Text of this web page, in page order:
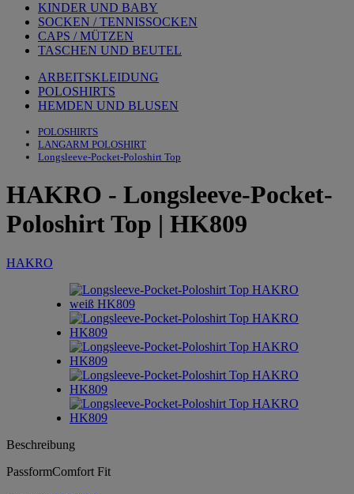
KINDER UND BABY
SOCKEN / TENNISSOCKEN
CAPS / MÜTZEN
TASCHEN UND BEUTEL
ARBEITSKLEIDUNG
POLOSHIRTS
HEMDEN UND BLUSEN
POLOSHIRTS
LANGARM POLOSHIRT
Longsleeve-Pocket-Poloshirt Top
HAKRO - Longsleeve-Pocket-
Poloshirt Top | HK809
HAKRO
Beschreibung
PassformComfort Fit